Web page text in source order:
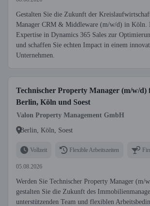
Gestalten Sie die Zukunft der
Manager CRM & Middleware (m/w/d) in Köln.
Expertise in Dynamics 365 Sales zur
und schaffen Sie echten Impact in einem
Unternehmen.
Technischer Property Manager (m/w/d)
Berlin, Köln und Soest
Valon Property Management GmbH
Berlin, Köln, Soest
Vollzeit Flexible Arbeitszeiten
05.08.2026
Werden Sie Technischer Property Manager (m/
gestalten Sie die Zukunft des
unterstützenden Team und flexiblen